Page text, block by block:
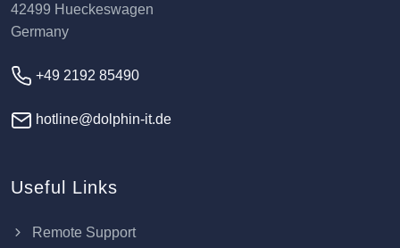
42499 Hueckeswagen
Germany
+49 2192 85490
hotline@dolphin-it.de
Useful Links
Remote Support